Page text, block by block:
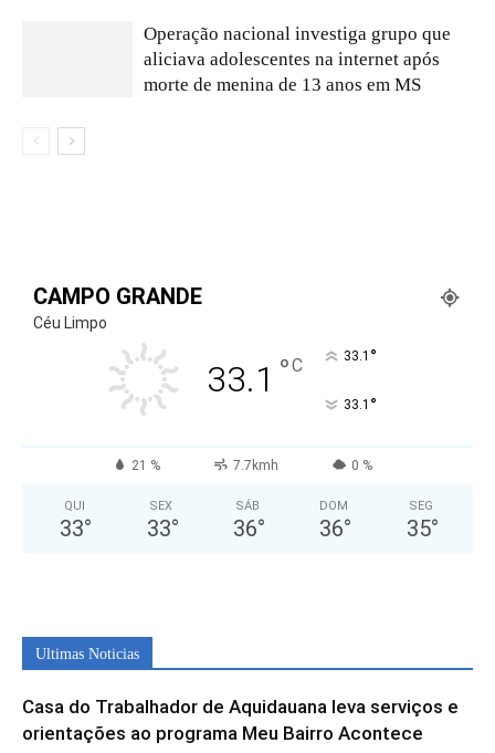
Operação nacional investiga grupo que
aliciava adolescentes na internet após
morte de menina de 13 anos em MS
CAMPO GRANDE
Céu Limpo
33.1 °C 33.1 °
33.1 °
21 % 7.7kmh 0 %
QUI
33°
SEX
33°
SÁB
36°
DOM
36°
SEG
35°
Ultimas Noticias
Casa do Trabalhador de Aquidauana leva serviços e
orientações ao programa Meu Bairro Acontece